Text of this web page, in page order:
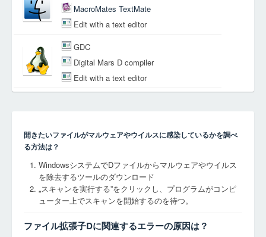
MacroMates TextMate
Edit with a text editor
GDC
Digital Mars D compiler
Edit with a text editor
開きたいファイルがマルウェアやウイルスに感染しているかを調べ
る方法は？
WindowsシステムでDファイルからマルウェアやウイルス
を除去するツールのダウンロード
„スキャンを実行する”をクリックし、プログラムがコンピ
ューター上でスキャンを開始するのを待つ。
ファイル拡張子Dに関連するエラーの原因は？